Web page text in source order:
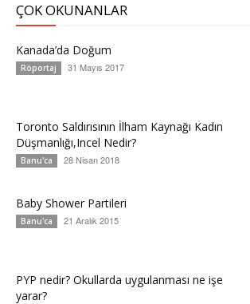
ÇOK OKUNANLAR
Kanada’da Doğum
Röportaj 31 Mayıs 2017
Toronto Saldırısının İlham Kaynağı Kadın
Düşmanlığı,Incel Nedir?
Banu'ca 28 Nisan 2018
Baby Shower Partileri
Banu'ca 21 Aralık 2015
PYP nedir? Okullarda uygulanması ne işe
yarar?